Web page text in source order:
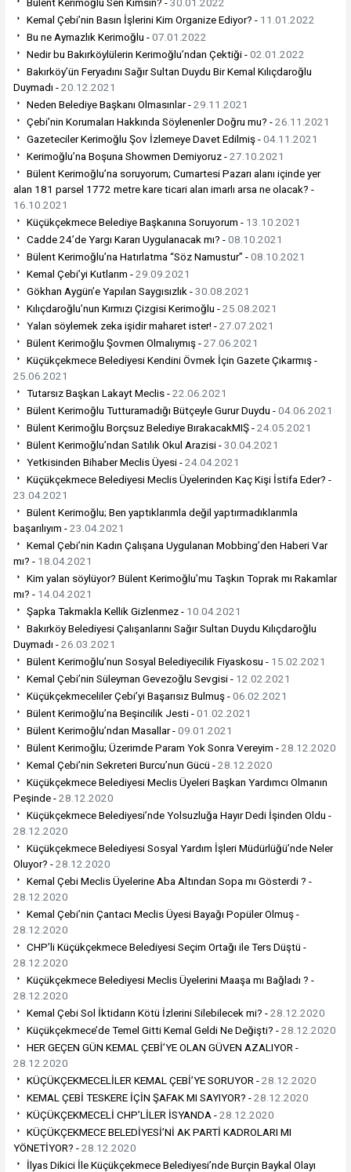
Kemal Çebi’nin Basın İşlerini Kim Organize Ediyor? - 11.01.2022
Bu ne Aymazlık Kerimoğlu -07.01.2022
Nedir bu Bakırköylülerin Kerimoğlu’ndan Çektiği -02.01.2022
Bakırköy’ün Feryadını Sağır Sultan Duydu Bir Kemal Kılıçdaroğlu
Duymadı -20.12.2021
Neden Belediye Başkanı Olmasınlar -29.11.2021
Çebi’nin Korumaları Hakkında Söylenenler Doğru mu? -26.11.2021
Gazeteciler Kerimoğlu Şov İzlemeye Davet Edilmiş -04.11.2021
Kerimoğlu’na Boşuna Showmen Demiyoruz -27.10.2021
Bülent Kerimoğlu’na soruyorum; Cumartesi Pazarı alanı içinde yer
alan 181 parsel 1772 metre kare ticari alan imarlı arsa ne olacak? -
16.10.2021
Küçükçekmece Belediye Başkanına Soruyorum - 13.10.2021
Cadde 24’de Yargı Kararı Uygulanacak mı? -08.10.2021
Bülent Kerimoğlu’na Hatırlatma “Söz Namustur” -08.10.2021
Kemal Çebi’yi Kutlarım -29.09.2021
Gökhan Aygün’e Yapılan Saygısızlık -30.08.2021
Kılıçdaroğlu’nun Kırmızı Çizgisi Kerimoğlu -25.08.2021
Yalan söylemek zeka işidir maharet ister! -27.07.2021
Bülent Kerimoğlu Şovmen Olmalıymış -27.06.2021
Küçükçekmece Belediyesi Kendini Övmek İçin Gazete Çıkarmış -
25.06.2021
Tutarsız Başkan Lakayt Meclis -22.06.2021
Bülent Kerimoğlu Tutturamadığı Bütçeyle Gurur Duydu -04.06.2021
Bülent Kerimoğlu Borçsuz Belediye BırakacakMIŞ -24.05.2021
Bülent Kerimoğlu’ndan Satılık Okul Arazisi -30.04.2021
Yetkisinden Bihaber Meclis Üyesi -24.04.2021
Küçükçekmece Belediyesi Meclis Üyelerinden Kaç Kişi İstifa Eder? -
23.04.2021
Bülent Kerimoğlu; Ben yaptıklarımla değil yaptırmadıklarımla
başarılıyım -23.04.2021
Kemal Çebi’nin Kadın Çalışana Uygulanan Mobbing’den Haberi Var
mı? - 18.04.2021
Kim yalan söylüyor? Bülent Kerimoğlu’mu Taşkın Toprak mı Rakamlar
mı? - 14.04.2021
Şapka Takmakla Kellik Gizlenmez - 10.04.2021
Bakırköy Belediyesi Çalışanlarını Sağır Sultan Duydu Kılıçdaroğlu
Duymadı -26.03.2021
Bülent Kerimoğlu’nun Sosyal Belediyecilik Fiyaskosu - 15.02.2021
Kemal Çebi’nin Süleyman Gevezoğlu Sevgisi - 12.02.2021
Küçükçekmeceliler Çebi’yi Başarısız Bulmuş -06.02.2021
Bülent Kerimoğlu’na Beşincilik Jesti -01.02.2021
Bülent Kerimoğlu’ndan Masallar -09.01.2021
Bülent Kerimoğlu; Üzerimde Param Yok Sonra Vereyim -28.12.2020
Kemal Çebi’nin Sekreteri Burcu’nun Gücü -28.12.2020
Küçükçekmece Belediyesi Meclis Üyeleri Başkan Yardımcı Olmanın
Peşinde -28.12.2020
Küçükçekmece Belediyesi’nde Yolsuzluğa Hayır Dedi İşinden Oldu -
28.12.2020
Küçükçekmece Belediyesi Sosyal Yardım İşleri Müdürlüğü’nde Neler
Oluyor? -28.12.2020
Kemal Çebi Meclis Üyelerine Aba Altından Sopa mı Gösterdi ? -
28.12.2020
Kemal Çebi’nin Çantacı Meclis Üyesi Bayağı Popüler Olmuş -
28.12.2020
CHP’li Küçükçekmece Belediyesi Seçim Ortağı ile Ters Düştü -
28.12.2020
Küçükçekmece Belediyesi Meclis Üyelerini Maaşa mı Bağladı ? -
28.12.2020
Kemal Çebi Sol İktidarın Kötü İzlerini Silebilecek mi? -28.12.2020
Küçükçekmece’de Temel Gitti Kemal Geldi Ne Değişti? -28.12.2020
HER GEÇEN GÜN KEMAL ÇEBİ’YE OLAN GÜVEN AZALIYOR -
28.12.2020
KÜÇÜKÇEKMECELİLER KEMAL ÇEBİ’YE SORUYOR -28.12.2020
KEMAL ÇEBİ TESKERE İÇİN ŞAFAK MI SAYIYOR? -28.12.2020
KÜÇÜKÇEKMECELİ CHP’LİLER İSYANDA -28.12.2020
KÜÇÜKÇEKMECE BELEDİYESİ’Nİ AK PARTİ KADROLARI MI
YÖNETİYOR? -28.12.2020
İlyas Dikici İle Küçükçekmece Belediyesi’nde Burçin Baykal Olayı